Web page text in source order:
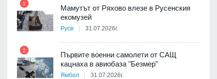
1
Мамутът от Ряхово влезе в Русенския
екомузей
Русе 31.07.2026г.
2
Първите военни самолети от САЩ
кацнаха в авиобаза "Безмер"
Ямбол 31.07.2026г.